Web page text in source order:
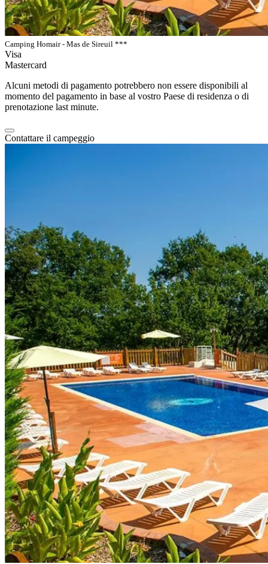
Camping Homair - Mas de Sireuil ***
Visa
Mastercard
Alcuni metodi di pagamento potrebbero non essere disponibili al
momento del pagamento in base al vostro Paese di residenza o di
prenotazione last minute.
Contattare il campeggio